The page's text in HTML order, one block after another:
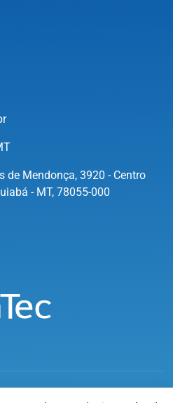
de Mendonça, 3920 - Centro
- MT, 78055-000